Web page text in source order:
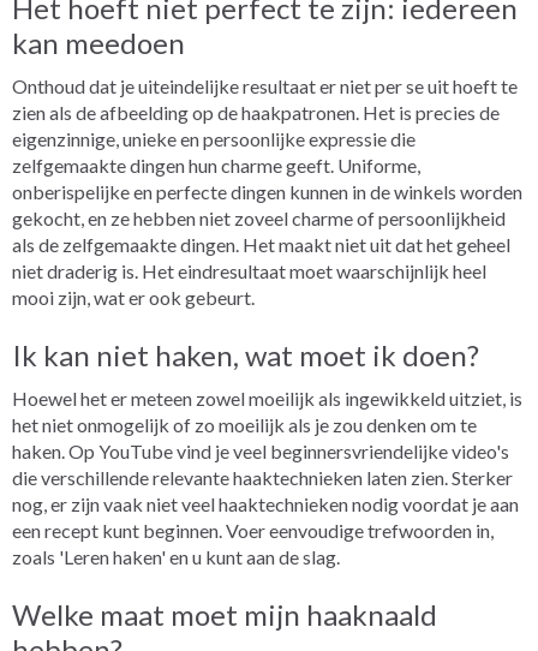
Het hoeft niet perfect te zijn: iedereen
kan meedoen
Onthoud dat je uiteindelijke resultaat er niet per se uit hoeft te
zien als de afbeelding op de haakpatronen. Het is precies de
eigenzinnige, unieke en persoonlijke expressie die
zelfgemaakte dingen hun charme geeft. Uniforme,
onberispelijke en perfecte dingen kunnen in de winkels worden
gekocht, en ze hebben niet zoveel charme of persoonlijkheid
als de zelfgemaakte dingen. Het maakt niet uit dat het geheel
niet draderig is. Het eindresultaat moet waarschijnlijk heel
mooi zijn, wat er ook gebeurt.
Ik kan niet haken, wat moet ik doen?
Hoewel het er meteen zowel moeilijk als ingewikkeld uitziet, is
het niet onmogelijk of zo moeilijk als je zou denken om te
haken. Op YouTube vind je veel beginnersvriendelijke video's
die verschillende relevante haaktechnieken laten zien. Sterker
nog, er zijn vaak niet veel haaktechnieken nodig voordat je aan
een recept kunt beginnen. Voer eenvoudige trefwoorden in,
zoals 'Leren haken' en u kunt aan de slag.
Welke maat moet mijn haaknaald